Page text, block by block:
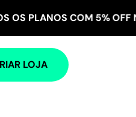
COM 5% OFF NO
LOJA